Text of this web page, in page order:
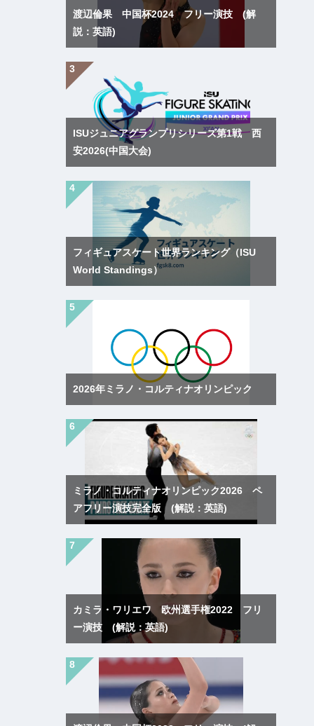
渡辺倫果 中国杯2024 フリー演技 (解
説：英語)
ISUジュニアグランプリシリーズ第1戦 西
安2026(中国大会)
フィギュアスケート世界ランキング（ISU
World Standings）
2026年ミラノ・コルティナオリンピック
ミラノ・コルティナオリンピック2026 ペ
アフリー演技完全版 (解説：英語)
カミラ・ワリエワ 欧州選手権2022 フリ
ー演技 (解説：英語)